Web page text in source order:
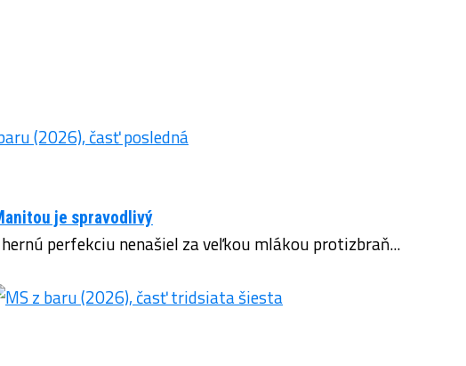
je spravodlivý
perfekciu nenašiel za veľkou mlákou protizbraň...